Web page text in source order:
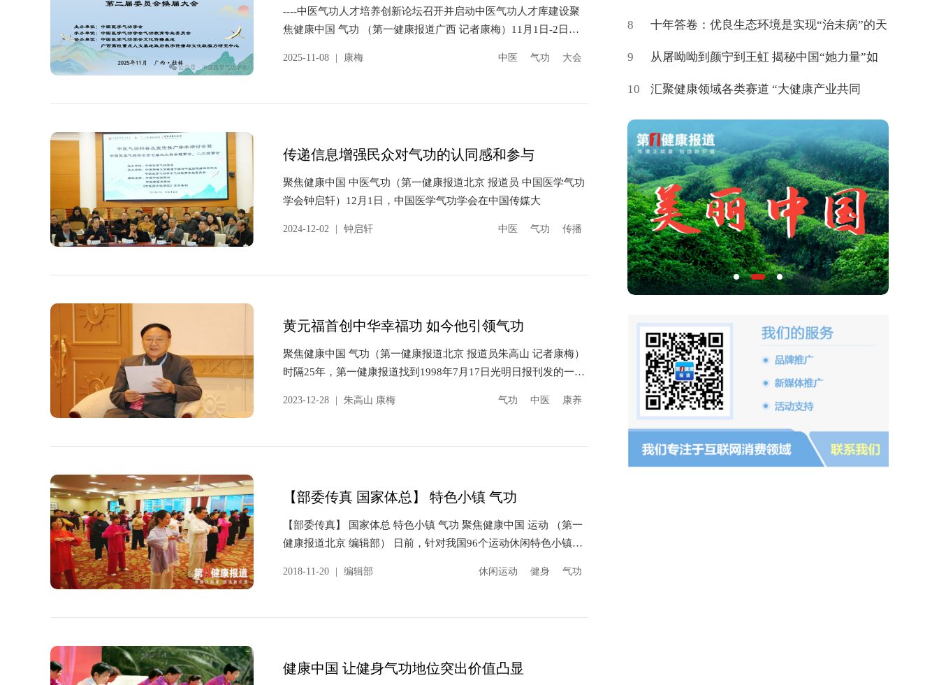
----中医气功人才培养创新论坛召开并启动中医气功人才库建设聚
焦健康中国 气功 （第一健康报道广西 记者康梅）11月1日-2日，
2025-11-08 康梅 中医 气功 大会
传递信息增强民众对气功的认同感和参与
聚焦健康中国 中医气功（第一健康报道北京 报道员 中国医学气功
学会钟启轩）12月1日，中国医学气功学会在中国传媒大
2024-12-02 钟启轩 中医 气功 传播
黄元福首创中华幸福功 如今他引领气功
聚焦健康中国 气功（第一健康报道北京 报道员朱高山 记者康梅）
时隔25年，第一健康报道找到1998年7月17日光明日报刊发的一则
2023-12-28 朱高山 康梅 气功 中医 康养
【部委传真 国家体总】 特色小镇 气功
【部委传真】 国家体总 特色小镇 气功 聚焦健康中国 运动 （第一
健康报道北京 编辑部） 日前，针对我国96个运动休闲特色小镇试
镇健康发展，...
2018-11-20 编辑部 休闲运动 健身 气功
健康中国 让健身气功地位突出价值凸显
快建设健康中国》
8 十年答卷：优良生态环境是实现“治未病”的天
然载体
9 从屠呦呦到颜宁到王虹 揭秘中国“她力量”如
何登顶世界
10 汇聚健康领域各类赛道 “大健康产业共同
体”百度词条上新了